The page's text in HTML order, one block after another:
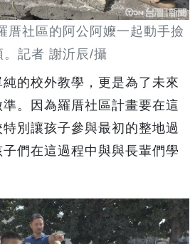
厝社區的阿公阿嬤一起動手撿
。記者 謝沂辰/攝
的校外教學，更是為了未來
。因為羅厝社區計畫要在這
別讓孩子參與最初的整地過
們在這過程中與與長輩們學